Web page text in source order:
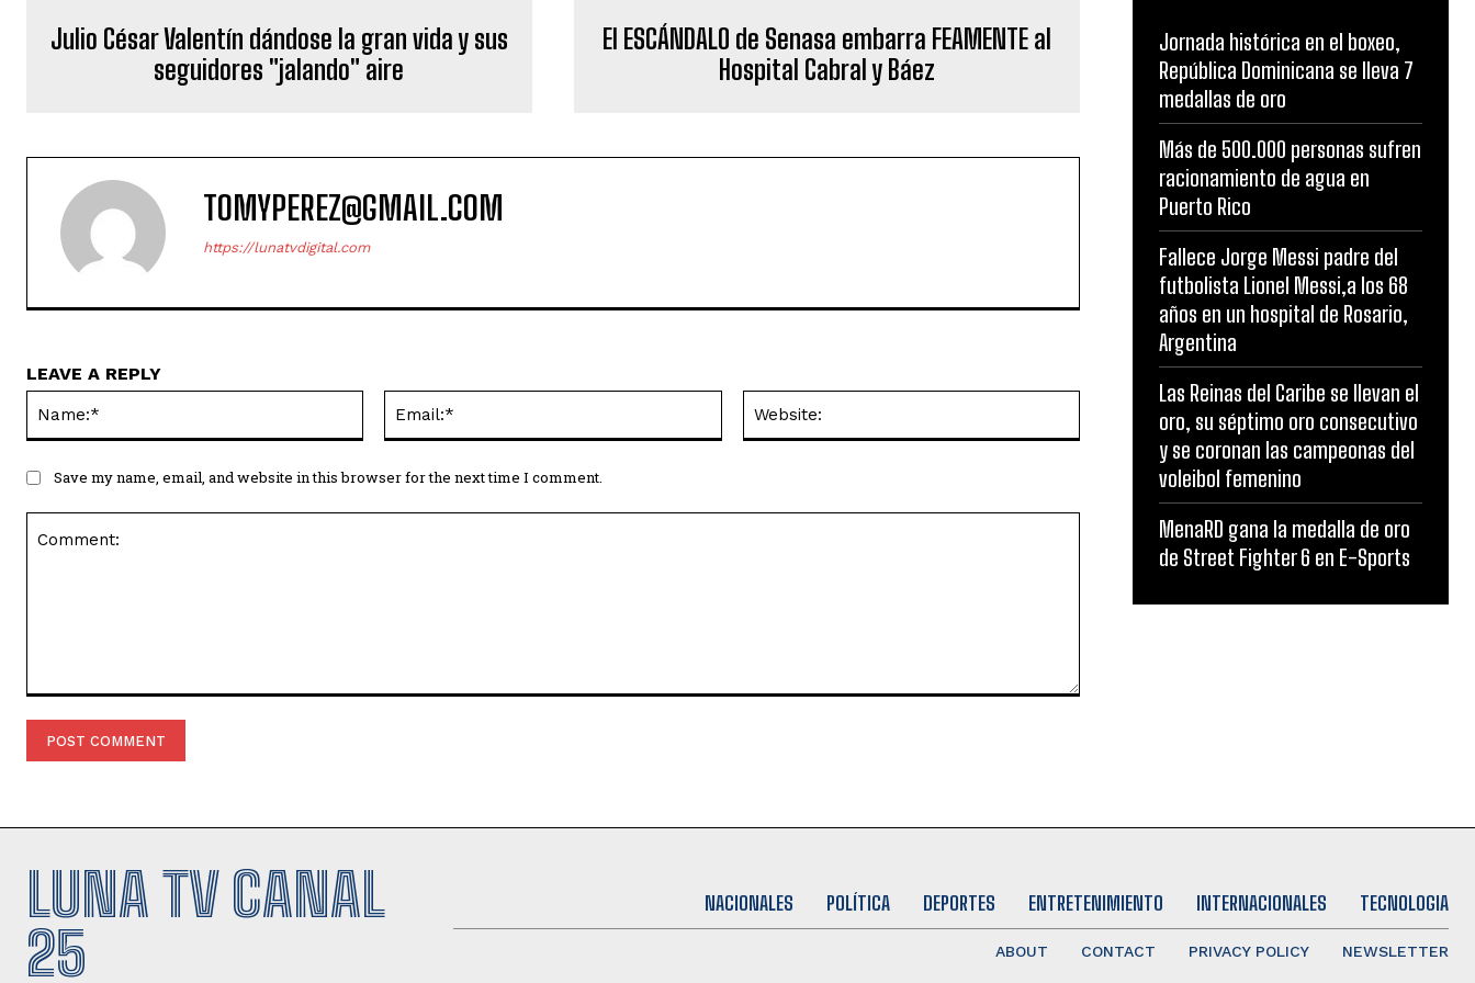
Julio César Valentín dándose la gran vida y sus
seguidores "jalando" aire
El ESCÁNDALO de Senasa embarra FEAMENTE al
Hospital Cabral y Báez
TOMYPEREZ@GMAIL.COM
https://lunatvdigital.com
LEAVE A REPLY
Save my name, email, and website in this browser for the next time I comment.
Jornada histórica en el boxeo,
República Dominicana se lleva 7
medallas de oro
Más de 500.000 personas sufren
racionamiento de agua en
Puerto Rico
Fallece Jorge Messi padre del
futbolista Lionel Messi,a los 68
años en un hospital de Rosario,
Argentina
Las Reinas del Caribe se llevan el
oro, su séptimo oro consecutivo
y se coronan las campeonas del
voleibol femenino
MenaRD gana la medalla de oro
de Street Fighter 6 en E-Sports
LUNA TV CANAL
25
NACIONALES POLÍTICA DEPORTES ENTRETENIMIENTO INTERNACIONALES TECNOLOGIA
ABOUT CONTACT PRIVACY POLICY NEWSLETTER